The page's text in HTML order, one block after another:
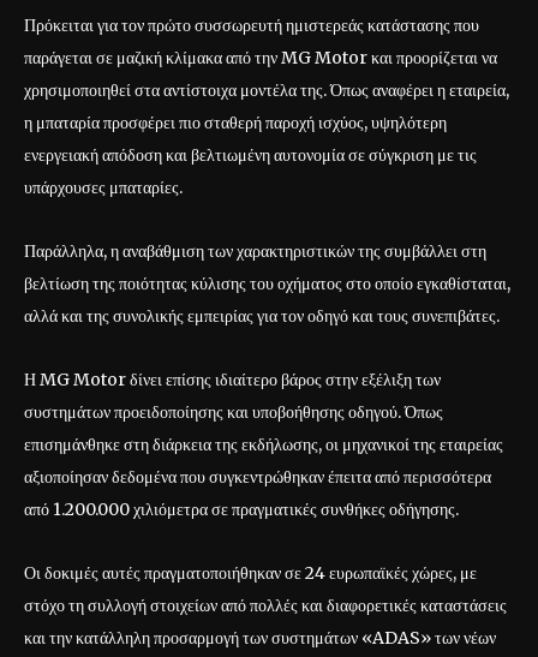
Πρόκειται για τον πρώτο συσσωρευτή ημιστερεάς κατάστασης που
παράγεται σε μαζική κλίμακα από την MG Motor και προορίζεται να
χρησιμοποιηθεί στα αντίστοιχα μοντέλα της. Όπως αναφέρει η εταιρεία,
η μπαταρία προσφέρει πιο σταθερή παροχή ισχύος, υψηλότερη
ενεργειακή απόδοση και βελτιωμένη αυτονομία σε σύγκριση με τις
υπάρχουσες μπαταρίες.
Παράλληλα, η αναβάθμιση των χαρακτηριστικών της συμβάλλει στη
βελτίωση της ποιότητας κύλισης του οχήματος στο οποίο εγκαθίσταται,
αλλά και της συνολικής εμπειρίας για τον οδηγό και τους συνεπιβάτες.
Η MG Motor δίνει επίσης ιδιαίτερο βάρος στην εξέλιξη των
συστημάτων προειδοποίησης και υποβοήθησης οδηγού. Όπως
επισημάνθηκε στη διάρκεια της εκδήλωσης, οι μηχανικοί της εταιρείας
αξιοποίησαν δεδομένα που συγκεντρώθηκαν έπειτα από περισσότερα
από 1.200.000 χιλιόμετρα σε πραγματικές συνθήκες οδήγησης.
Οι δοκιμές αυτές πραγματοποιήθηκαν σε 24 ευρωπαϊκές χώρες, με
στόχο τη συλλογή στοιχείων από πολλές και διαφορετικές καταστάσεις
και την κατάλληλη προσαρμογή των συστημάτων «ADAS» των νέων